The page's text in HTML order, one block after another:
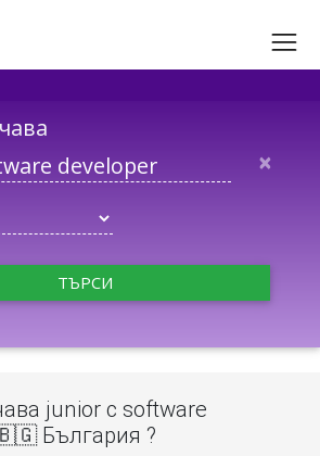
×
ТЪРСИ
junior c software
България ?